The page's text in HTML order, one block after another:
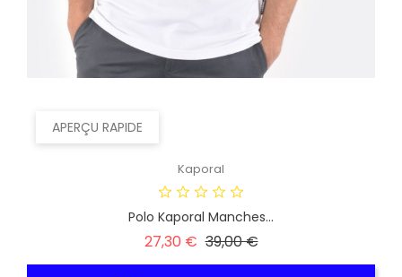
APERÇU RAPIDE
Kaporal
Polo Kaporal Manches...
27,30 € Prix
39,00 €Prix